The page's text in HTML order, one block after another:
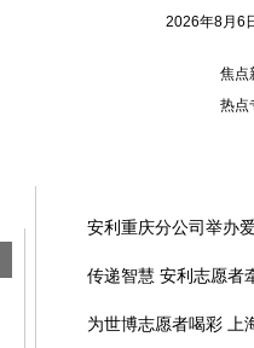
2026年8月6
焦点
热点
安利重庆分公司举办
传递智慧 安利志愿者
为世博志愿者喝彩 上